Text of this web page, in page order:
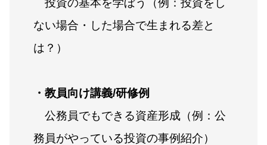
投資の基本を学ぼう（例：投資をし
ない場合・した場合で生まれる差と
は？）
・教員向け講義/研修例
公務員でもできる資産形成（例：公
務員がやっている投資の事例紹介）